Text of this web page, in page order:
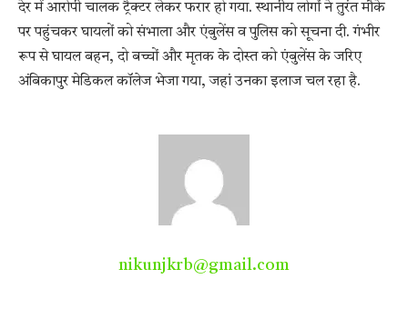
देर में आरोपी चालक ट्रैक्टर लेकर फरार हो गया. स्थानीय लोगों ने तुरंत मौके
पर पहुंचकर घायलों को संभाला और एंबुलेंस व पुलिस को सूचना दी. गंभीर
रूप से घायल बहन, दो बच्चों और मृतक के दोस्त को एंबुलेंस के जरिए
अंबिकापुर मेडिकल कॉलेज भेजा गया, जहां उनका इलाज चल रहा है.
nikunjkrb@gmail.com